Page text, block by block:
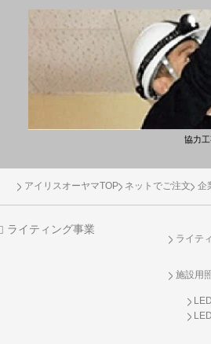
協力
アイリスオーヤマTOP ネットでご注文 企
ライティング事業
ライテ
施設用